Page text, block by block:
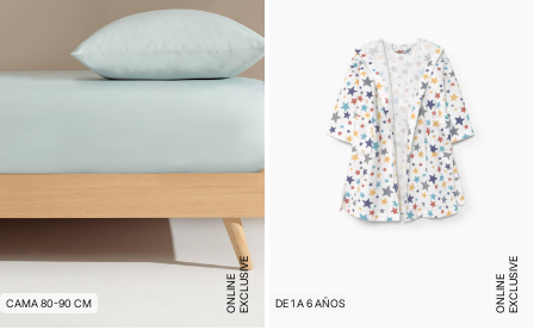
CAMA 80-90 CM E
X
C
L
U
SI
V
E
O
N
LI
N
E DE 1 A 6 AÑOS E
X
C
L
U
SI
V
E
O
N
LI
N
E